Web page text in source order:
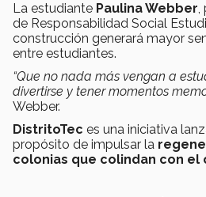
La estudiante Paulina Webber,
de Responsabilidad Social
construcción generará mayor
entre estudiantes.
“Que no nada más vengan a
divertirse y tener momentos
Webber.
DistritoTec es una iniciativa
propósito de impulsar la
colonias que colindan con el